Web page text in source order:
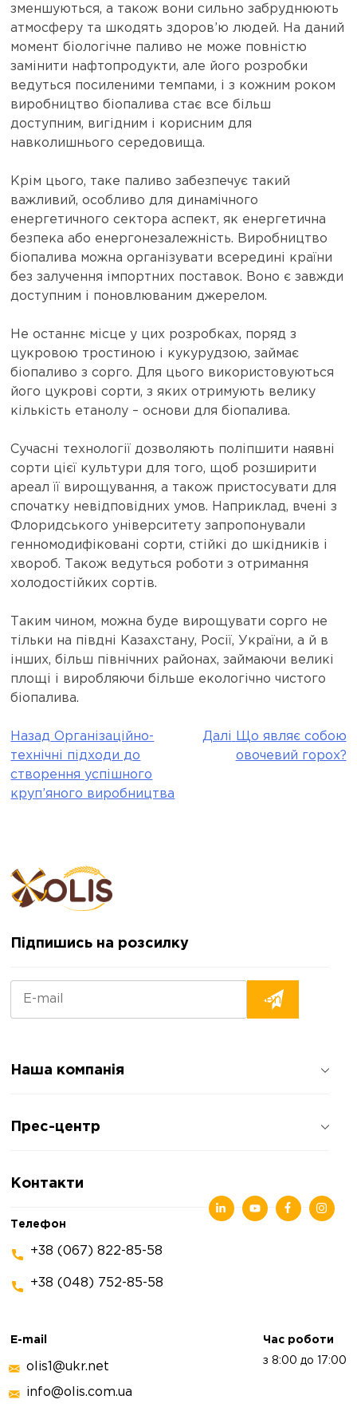
зменшуються, а також вони сильно забруднюють
атмосферу та шкодять здоров’ю людей. На даний
момент біологічне паливо не може повністю
замінити нафтопродукти, але його розробки
ведуться посиленими темпами, і з кожним роком
виробництво біопалива стає все більш
доступним, вигідним і корисним для
навколишнього середовища.
Крім цього, таке паливо забезпечує такий
важливий, особливо для динамічного
енергетичного сектора аспект, як енергетична
безпека або енергонезалежність. Виробництво
біопалива можна організувати всередині країни
без залучення імпортних поставок. Воно є завжди
доступним і поновлюваним джерелом.
Не останнє місце у цих розробках, поряд з
цукровою тростиною і кукурудзою, займає
біопаливо з сорго. Для цього використовуються
його цукрові сорти, з яких отримують велику
кількість етанолу – основи для біопалива.
Сучасні технології дозволяють поліпшити наявні
сорти цієї культури для того, щоб розширити
ареал її вирощування, а також пристосувати для
спочатку невідповідних умов. Наприклад, вчені з
Флоридського університету запропонували
генномодифіковані сорти, стійкі до шкідників і
хвороб. Також ведуться роботи з отримання
холодостійких сортів.
Таким чином, можна буде вирощувати сорго не
тільки на півдні Казахстану, Росії, України, а й в
інших, більш північних районах, займаючи великі
площі і виробляючи більше екологічно чистого
біопалива.
Post
navigation
Назад Організаційно-
технічні підходи до
створення успішного
круп’яного виробництва
Далі
Що являє собою
овочевий горох?
Підпишись на розсилку
Наша компанія
Відгуки про компанію
Прес-центр
Статті
Контакти
Телефон
+38 (067) 822-85-58
+38 (048) 752-85-58
E-mail
olis1@ukr.net
info@olis.com.ua
Час роботи
з 8:00 до 17:00